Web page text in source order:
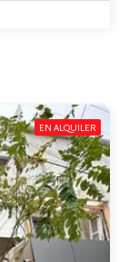
EN ALQUILER